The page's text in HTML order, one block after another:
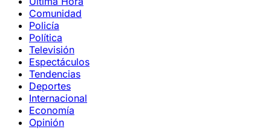
Comunidad
Policía
Política
Televisión
Espectáculos
Tendencias
Deportes
Internacional
Economía
Opinión